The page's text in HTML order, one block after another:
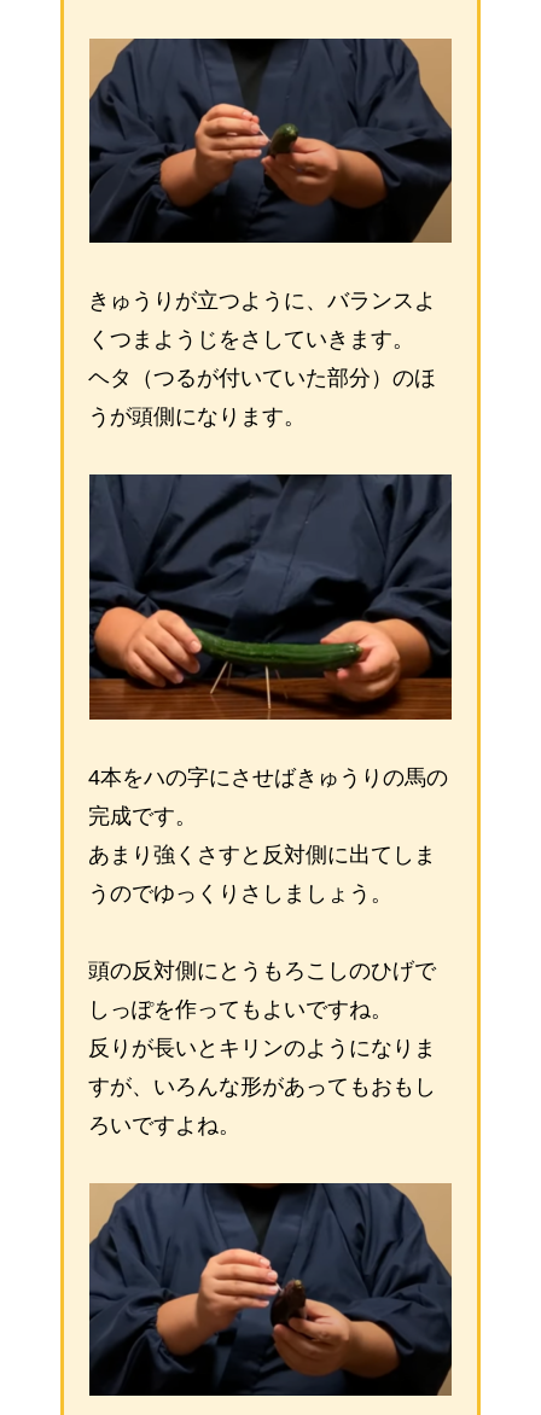
きゅうりが立つように、バランスよ
くつまようじをさしていきます。
ヘタ（つるが付いていた部分）のほ
うが頭側になります。
4本をハの字にさせばきゅうりの馬の
完成です。
あまり強くさすと反対側に出てしま
うのでゆっくりさしましょう。
頭の反対側にとうもろこしのひげで
しっぽを作ってもよいですね。
反りが長いとキリンのようになりま
すが、いろんな形があってもおもし
ろいですよね。